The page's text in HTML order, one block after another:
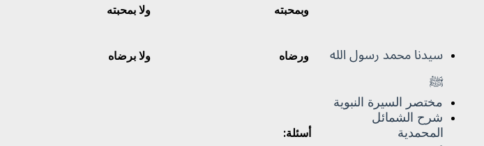
سيدنا محمد رسول الله
ﷺ
مختصر السيرة النبوية
شرح الشمائل
المحمدية
وبمحبته ولا بمحبته
ورضاه ولا برضاه
أسئلة: